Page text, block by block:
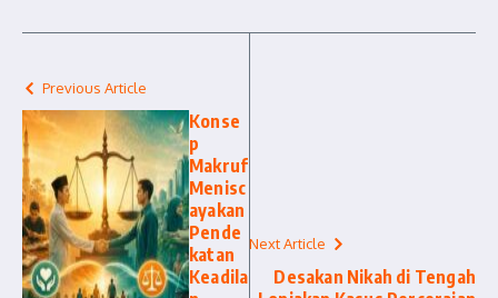
Previous Article
Konse
p
Makruf
Menisc
ayakan
Pende
katan
Keadila
Next Article
Desakan Nikah di Tengah